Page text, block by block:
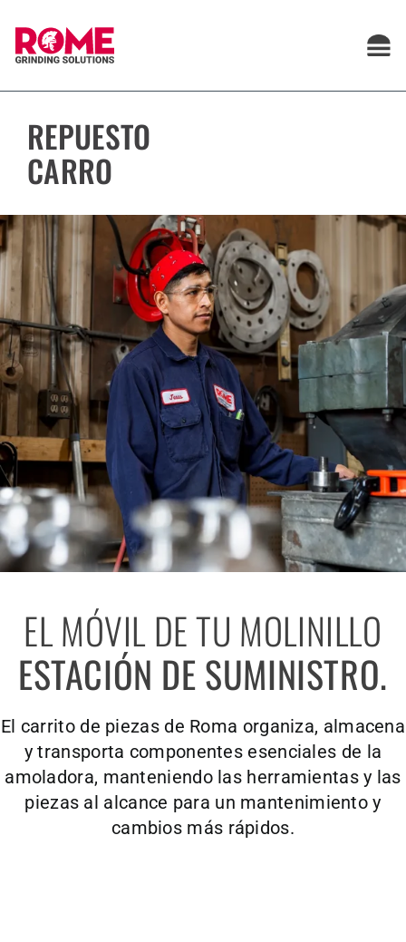
contenido
REPUESTO
CARRO
EL MÓVIL DE TU MOLINILLO
ESTACIÓN DE SUMINISTRO.
El carrito de piezas de Roma organiza, almacena
y transporta componentes esenciales de la
amoladora, manteniendo las herramientas y las
piezas al alcance para un mantenimiento y
cambios más rápidos.